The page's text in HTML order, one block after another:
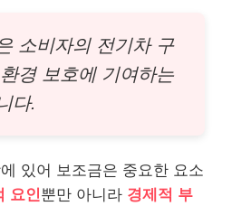
소비자의 전기차 구
경 보호에 기여하는
다.
있어 보조금은 중요한 요소
요인뿐만 아니라 경제적 부